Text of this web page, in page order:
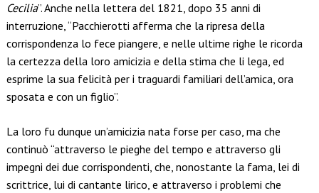
Cecilia”. Anche nella lettera del 1821, dopo 35 anni di
interruzione, “Pacchierotti afferma che la ripresa della
corrispondenza lo fece piangere, e nelle ultime righe le ricorda
la certezza della loro amicizia e della stima che li lega, ed
esprime la sua felicità per i traguardi familiari dell’amica, ora
sposata e con un figlio”.
La loro fu dunque un’amicizia nata forse per caso, ma che
continuò “attraverso le pieghe del tempo e attraverso gli
impegni dei due corrispondenti, che, nonostante la fama, lei di
scrittrice, lui di cantante lirico, e attraverso i problemi che